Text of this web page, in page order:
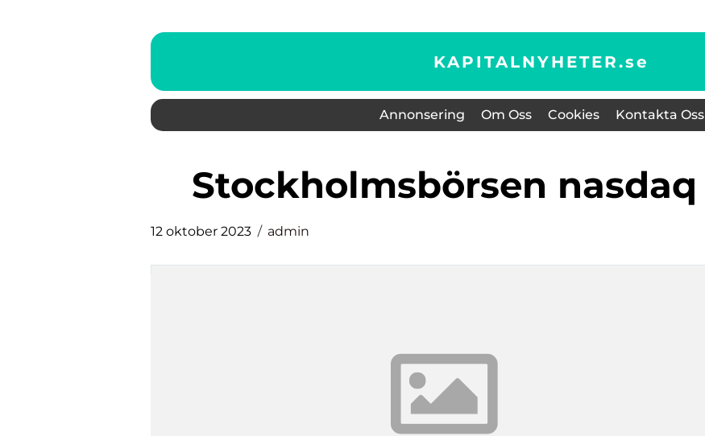
KAPITALNYHETER.se
Annonsering Om Oss Cookies Kontakta Oss
stockholmsbörsen nasdaq
12 oktober 2023 admin